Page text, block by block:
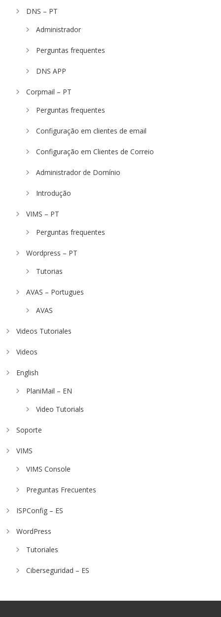
DNS – PT
Administrador
Perguntas frequentes
DNS APP
Corpmail – PT
Perguntas frequentes
Configuração em clientes de email
Configuração em Clientes de Correio
Administrador de Domínio
Introdução
VIMS – PT
Perguntas frequentes
Wordpress – PT
Tutorias
AVAS – Portugues
AVAS
Videos Tutoriales
Videos
English
PlaniMail – EN
Video Tutorials
Soporte
VIMS
VIMS Console
Preguntas Frecuentes
ISPConfig – ES
WordPress
Tutoriales
Ciberseguridad – ES